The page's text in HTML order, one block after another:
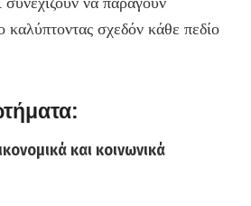
καλύπτοντας σχεδόν κάθε πεδίο
και κοινωνικά